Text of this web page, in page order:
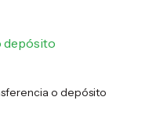
depósito
o depósito